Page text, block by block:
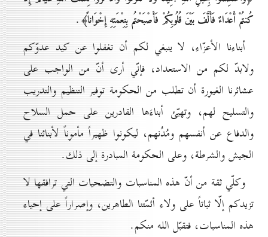
كُنتُمْ أَعْدَاءً فَأَلَّفَ بَيْنَ قُلُوبِكُمْ فَأَصْبَحْتُم بِنِعْمَتِهِ إِخْوَاناً﴾.
أبناءنا الأعزّاء، لا ينبغي لكم أن تغفلوا عن كيد عدوّكم
ولابدّ لكم من الاستعداد، فإنّي أرى أنّ من الواجب على
عشائرنا الغيورة أن تطلب من الحكومة توفير التنظيم والتدريب
والتسليح لهم، وتهيّئ أبناءَها القادرين على حمل السلاح
والدفاع عن أنفسهم ومُدُنهم، ليكونوا ظهيراً مأموناً لأبنائنا في
الجيش والشرطة، وعلى الحكومة المبادرة إلى ذلك.
وكلّي ثقة من أنّ هذه المناسبات والتضحيات التي ترافقها لا
تزيدكم إلّا ثباتاً على ولاء أئمّتنا الطاهرين، وإصراراً على إحياء
هذه المناسبات، فتقبّل الله منكم.